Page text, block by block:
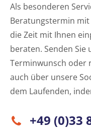
Als besonderen
Beratungstermin
die Zeit mit Ihnen
beraten. Senden Sie
Terminwunsch oder
auch über unsere
dem Laufenden,
+49 (0)33